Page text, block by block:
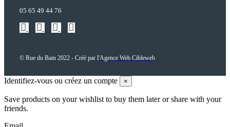
05 65 49 44 76
© Rue du Bain 2022 - Créé par l'Agence Web Cibleweb
Identifiez-vous ou créez un compte ×
Save products on your wishlist to buy them later or share with your
friends.